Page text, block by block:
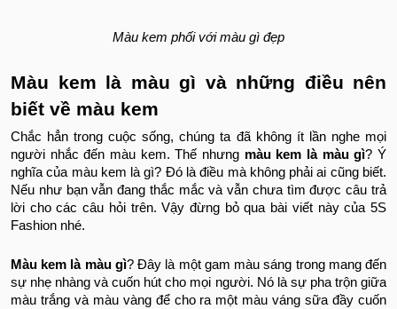
Màu kem phối với màu gì đẹp
Màu kem là màu gì và những điều nên
biết về màu kem
Chắc hẳn trong cuộc sống, chúng ta đã không ít lần nghe mọi
người nhắc đến màu kem. Thế nhưng màu kem là màu gì? Ý
nghĩa của màu kem là gì? Đó là điều mà không phải ai cũng biết.
Nếu như bạn vẫn đang thắc mắc và vẫn chưa tìm được câu trả
lời cho các câu hỏi trên. Vậy đừng bỏ qua bài viết này của 5S
Fashion nhé.
Màu kem là màu gì? Đây là một gam màu sáng trong mang đến
sự nhẹ nhàng và cuốn hút cho mọi người. Nó là sự pha trộn giữa
màu trắng và màu vàng để cho ra một màu váng sữa đầy cuốn